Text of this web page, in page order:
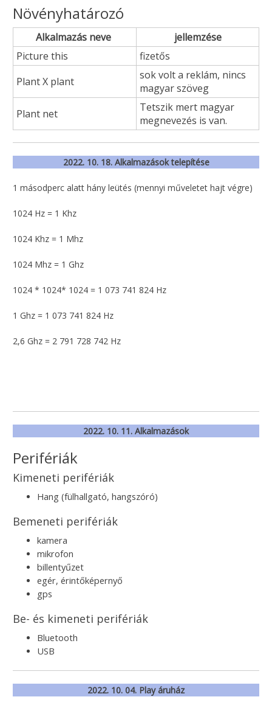
Növényhatározó
Alkalmazás neve
jellemzése
Picture this
fizetős
Plant X plant
sok volt a reklám, nincs
magyar szöveg
Plant net
Tetszik mert magyar
megnevezés is van.
2022. 10. 18. Alkalmazások telepítése
1 másodperc alatt hány leütés (mennyi műveletet hajt végre)
1024 Hz = 1 Khz
1024 Khz = 1 Mhz
1024 Mhz = 1 Ghz
1024 * 1024* 1024 = 1 073 741 824 Hz
1 Ghz = 1 073 741 824 Hz
2,6 Ghz = 2 791 728 742 Hz
2022. 10. 11. Alkalmazások
Perifériák
Kimeneti perifériák
Hang (fülhallgató, hangszóró)
Bemeneti perifériák
kamera
mikrofon
billentyűzet
egér, érintőképernyő
gps
Be- és kimeneti perifériák
Bluetooth
USB
2022. 10. 04. Play áruház